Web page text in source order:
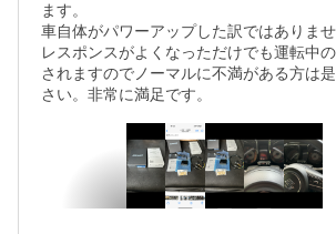
ます。
車自体がパワーアップした訳ではありま
レスポンスがよくなっただけでも運転中
されますのでノーマルに不満がある方は
さい。非常に満足です。